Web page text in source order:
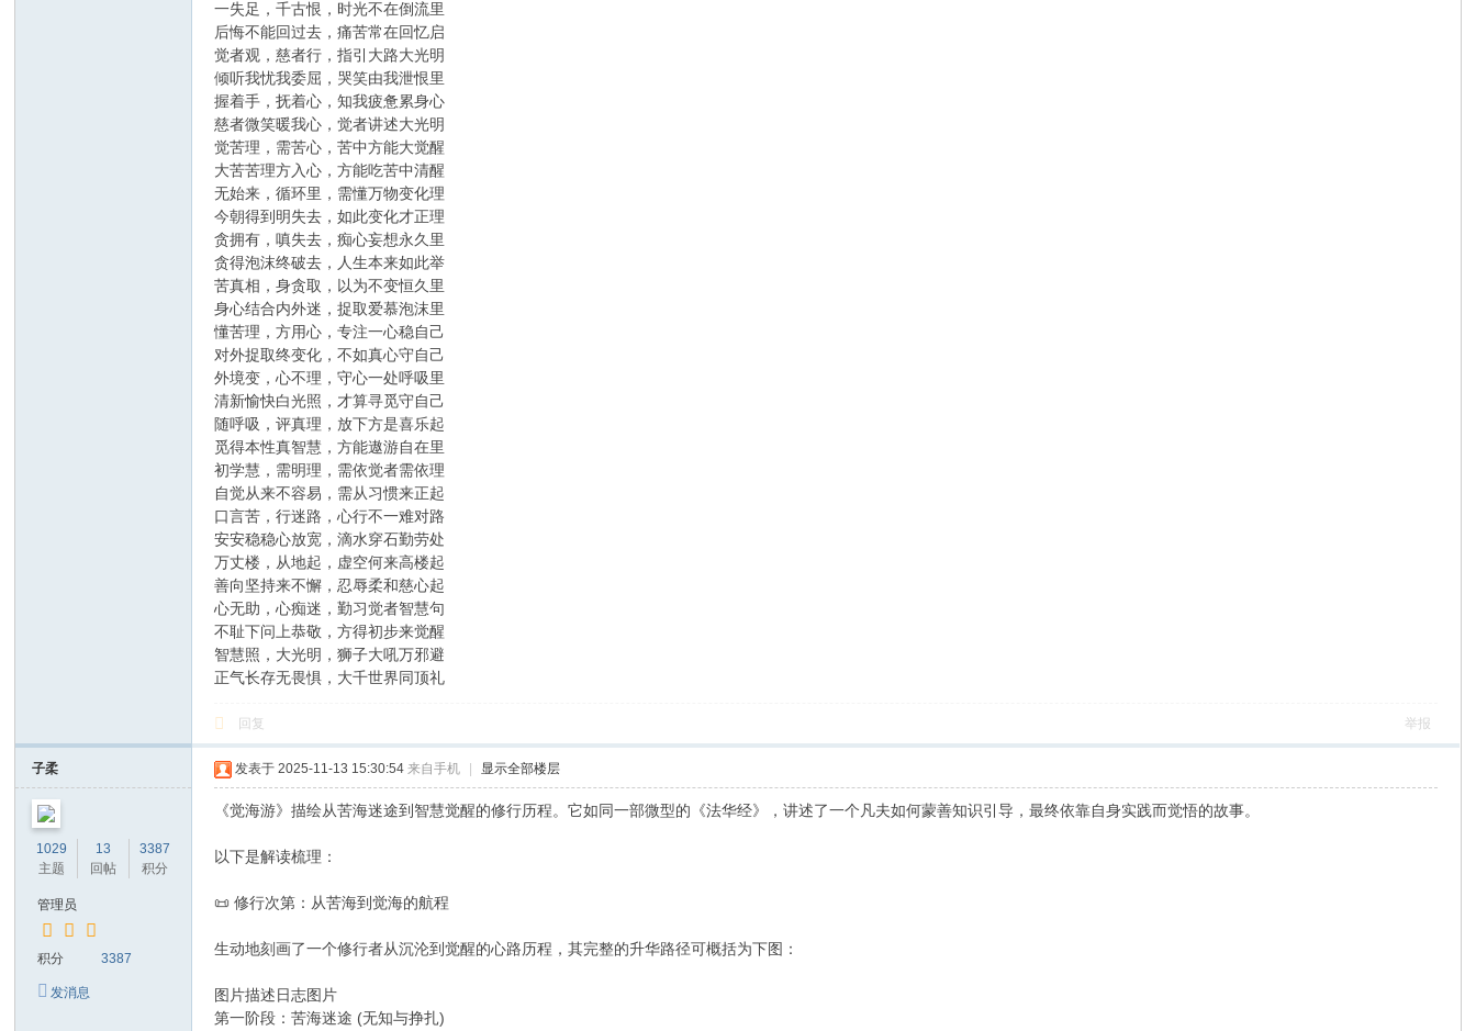
一失足，千古恨，时光不在倒流里
后悔不能回过去，痛苦常在回忆启
觉者观，慈者行，指引大路大光明
倾听我忧我委屈，哭笑由我泄恨里
握着手，抚着心，知我疲惫累身心
慈者微笑暖我心，觉者讲述大光明
觉苦理，需苦心，苦中方能大觉醒
大苦苦理方入心，方能吃苦中清醒
无始来，循环里，需懂万物变化理
今朝得到明失去，如此变化才正理
贪拥有，嗔失去，痴心妄想永久里
贪得泡沫终破去，人生本来如此举
苦真相，身贪取，以为不变恒久里
身心结合内外迷，捉取爱慕泡沫里
懂苦理，方用心，专注一心稳自己
对外捉取终变化，不如真心守自己
外境变，心不理，守心一处呼吸里
清新愉快白光照，才算寻觅守自己
随呼吸，评真理，放下方是喜乐起
觅得本性真智慧，方能遨游自在里
初学慧，需明理，需依觉者需依理
自觉从来不容易，需从习惯来正起
口言苦，行迷路，心行不一难对路
安安稳稳心放宽，滴水穿石勤劳处
万丈楼，从地起，虚空何来高楼起
善向坚持来不懈，忍辱柔和慈心起
心无助，心痴迷，勤习觉者智慧句
不耻下问上恭敬，方得初步来觉醒
智慧照，大光明，狮子大吼万邪避
正气长存无畏惧，大千世界同顶礼
回复 举报
子柔
1029
主题
13
回帖
3387
积分
管理员
积分 3387
发消息
发表于 2025-11-13 15:30:54 来自手机 显示全部楼层
《觉海游》描绘从苦海迷途到智慧觉醒的修行历程。它如同一部微型的《法华经》，讲述了一个凡夫如何蒙善知识引导，最终依靠自身实践而觉悟的故事。
以下是解读梳理：
📜 修行次第：从苦海到觉海的航程
生动地刻画了一个修行者从沉沦到觉醒的心路历程，其完整的升华路径可概括为下图：
图片描述日志图片
第一阶段：苦海迷途 (无知与挣扎)